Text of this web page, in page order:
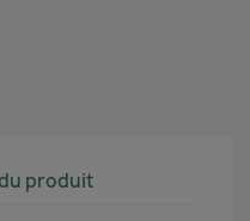
produit